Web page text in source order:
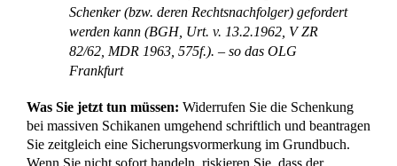
Undankbarkeit erreicht.
Schenkung widerrufen? Jetzt
Immobilie rechtssicher absichern
EinWiderruf wegen groben Undanks erfordert eine